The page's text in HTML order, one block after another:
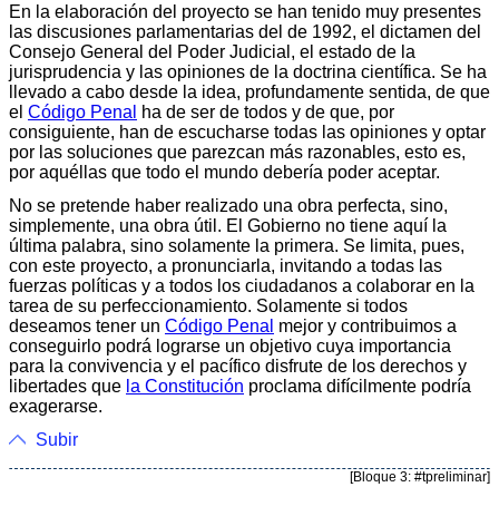
En la elaboración del proyecto se han tenido muy presentes
las discusiones parlamentarias del de 1992, el dictamen del
Consejo General del Poder Judicial, el estado de la
jurisprudencia y las opiniones de la doctrina científica. Se ha
llevado a cabo desde la idea, profundamente sentida, de que
el Código Penal
ha de ser de todos y de que, por
consiguiente, han de escucharse todas las opiniones y optar
por las soluciones que parezcan más razonables, esto es,
por aquéllas que todo el mundo debería poder aceptar.
No se pretende haber realizado una obra perfecta, sino,
simplemente, una obra útil. El Gobierno no tiene aquí la
última palabra, sino solamente la primera. Se limita, pues,
con este proyecto, a pronunciarla, invitando a todas las
fuerzas políticas y a todos los ciudadanos a colaborar en la
tarea de su perfeccionamiento. Solamente si todos
deseamos tener un Código Penal mejor y contribuimos a
conseguirlo podrá lograrse un objetivo cuya importancia
para la convivencia y el pacífico disfrute de los derechos y
libertades que la Constitución proclama difícilmente podría
exagerarse.
Subir
[Bloque 3: #tpreliminar]